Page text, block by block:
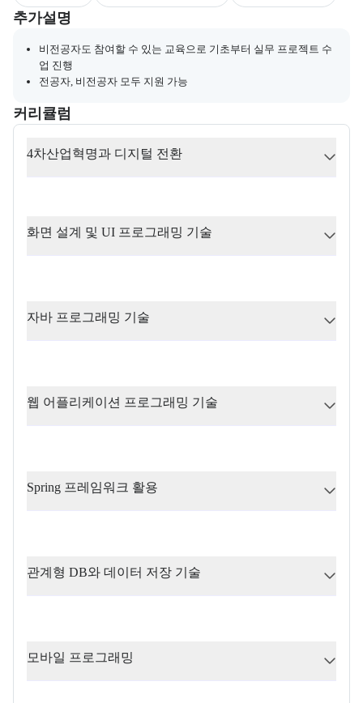
추가설명
부트캠프와 관련된 추가 안내 및 참고 사항을 제공한다.
비전공자도 참여할 수 있는 교육으로 기초부터 실무 프로젝트 수
업 진행
전공자, 비전공자 모두 지원 가능
커리큘럼
교육과정의 커리큘럼 정보를 안내한다.
커리큘럼
4차산업혁명과 디지털 전환
화면 설계 및 UI 프로그래밍 기술
자바 프로그래밍 기술
웹 어플리케이션 프로그래밍 기술
Spring 프레임워크 활용
관계형 DB와 데이터 저장 기술
모바일 프로그래밍